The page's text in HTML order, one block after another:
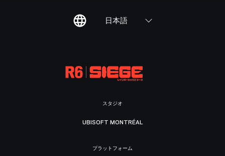
日本語
スタジオ
UBISOFT MONTRÉAL
プラットフォーム